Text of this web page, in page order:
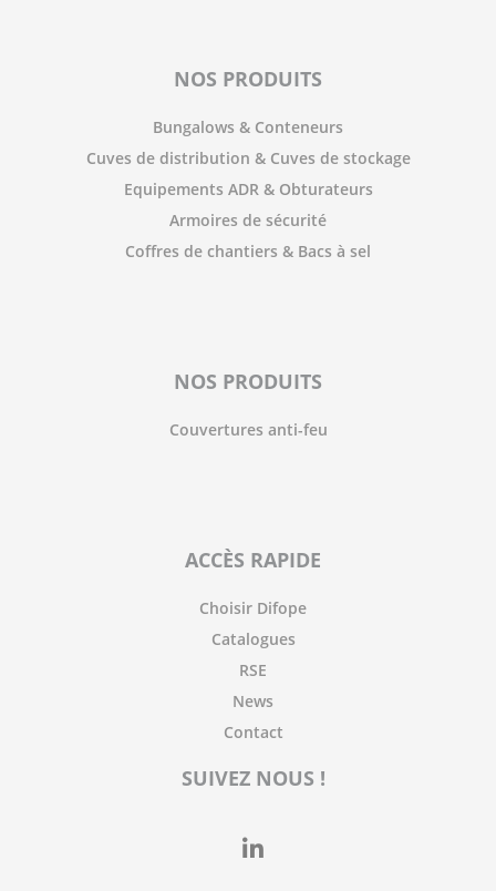
NOS PRODUITS
Bungalows & Conteneurs
Cuves de distribution & Cuves de stockage
Equipements ADR & Obturateurs
Armoires de sécurité
Coffres de chantiers & Bacs à sel
NOS PRODUITS
Couvertures anti-feu
ACCÈS RAPIDE
Choisir Difope
Catalogues
RSE
News
Contact
SUIVEZ NOUS !